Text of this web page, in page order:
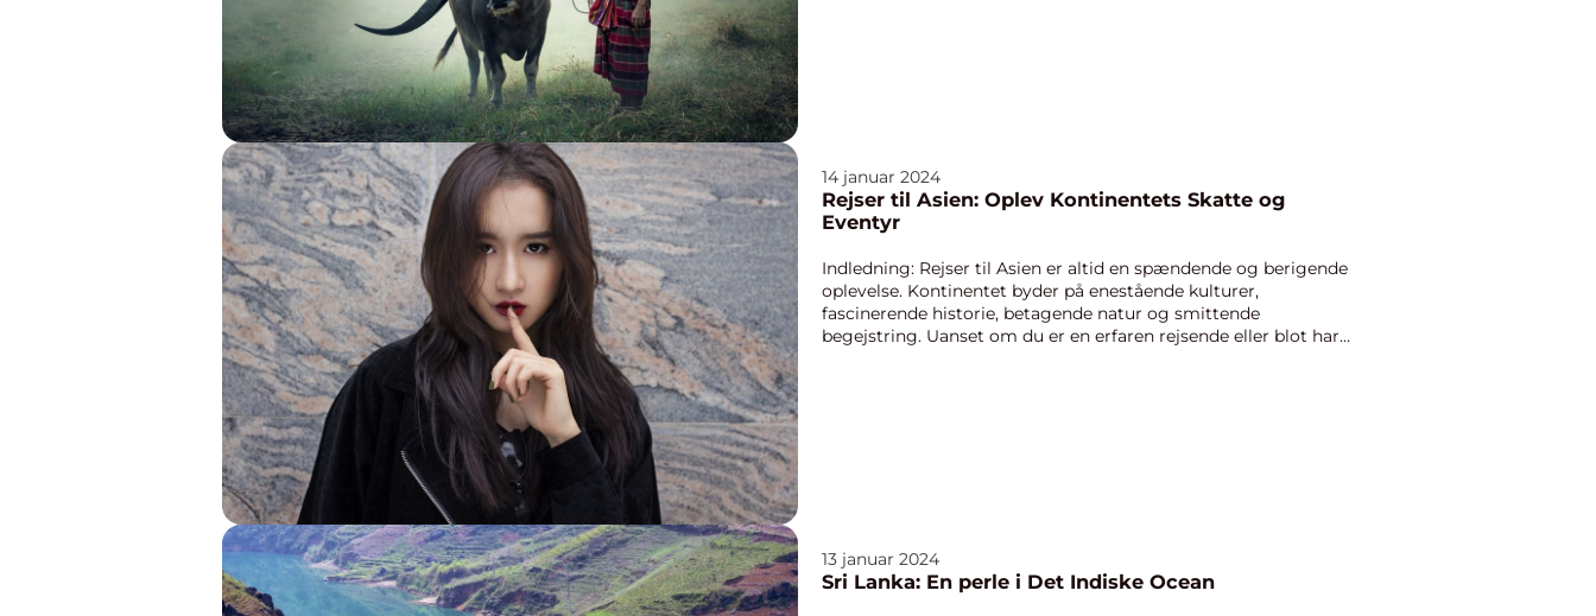
14 januar 2024
Rejser til Asien: Oplev Kontinentets Skatte og
Eventyr
Indledning: Rejser til Asien er altid en spændende og berigende
oplevelse. Kontinentet byder på enestående kulturer,
fascinerende historie, betagende natur og smittende
begejstring. Uanset om du er en erfaren rejsende eller blot har
13 januar 2024
Sri Lanka: En perle i Det Indiske Ocean